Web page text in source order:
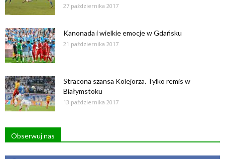
27 października 2017
Kanonada i wielkie emocje w Gdańsku
21 października 2017
Stracona szansa Kolejorza. Tylko remis w
Białymstoku
13 października 2017
Obserwuj nas